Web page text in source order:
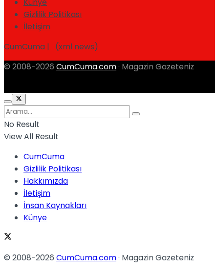
Künye
Gizlilik Politikası
İletişim
CumCuma | (xml news)
© 2008-2026 CumCuma.com · Magazin Gazeteniz
No Result
View All Result
CumCuma
Gizlilik Politikası
Hakkımızda
İletişim
İnsan Kaynakları
Künye
© 2008-2026 CumCuma.com· Magazin Gazeteniz